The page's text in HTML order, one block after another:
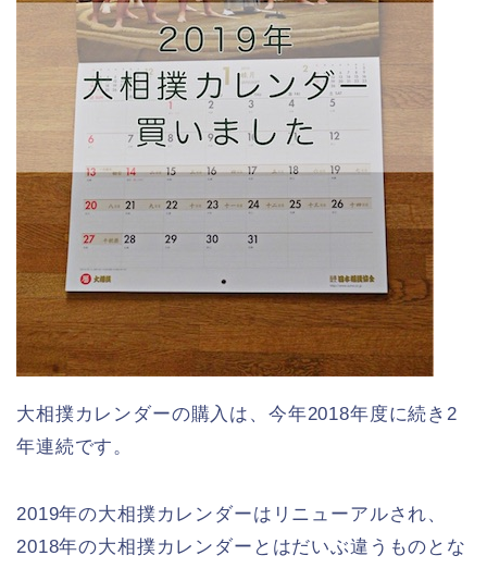
大相撲カレンダーの購入は、今年2018年度に続き2
年連続です。
2019年の大相撲カレンダーはリニューアルされ、
2018年の大相撲カレンダーとはだいぶ違うものとな